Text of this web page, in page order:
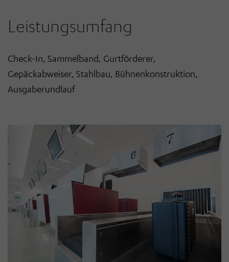
Leistungsumfang
Check-In, Sammelband, Gurtförderer,
Gepäckabweiser, Stahlbau, Bühnenkonstruktion,
Ausgaberundlauf